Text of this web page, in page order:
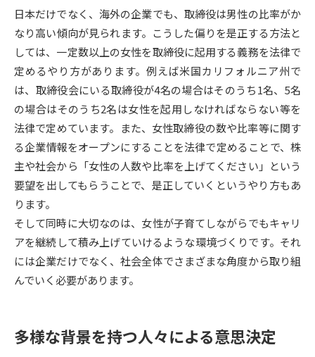
デジタルパンフレット 進路の３択
新学年スタート号特集ページ
（高3生用）
新学年スタート号特集ページ
（高2生用）
SELFBRAND特集ページ
オープンキャンパスなどを調べる
オープンキャンパス検索 実施プログラムから探す
来場型・Web型イベント特集 夢ナビライブ
受験準備
志望校・出願校を調べる
日本だけでなく、海外の企業でも、取締役は男性の比率がか
なり高い傾向が見られます。こうした偏りを是正する方法と
しては、一定数以上の女性を取締役に起用する義務を法律で
定めるやり方があります。例えば米国カリフォルニア州で
は、取締役会にいる取締役が4名の場合はそのうち1名、5名
の場合はそのうち2名は女性を起用しなければならない等を
法律で定めています。また、女性取締役の数や比率等に関す
る企業情報をオープンにすることを法律で定めることで、株
主や社会から「女性の人数や比率を上げてください」という
要望を出してもらうことで、是正していくというやり方もあ
ります。
そして同時に大切なのは、女性が子育てしながらでもキャリ
アを継続して積み上げていけるような環境づくりです。それ
には企業だけでなく、社会全体でさまざまな角度から取り組
んでいく必要があります。
多様な背景を持つ人々による意思決定